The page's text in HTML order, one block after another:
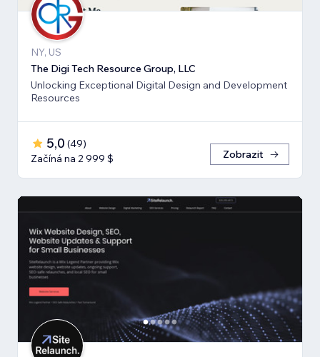
NY, US
The Digi Tech Resource Group, LLC
Unlocking Exceptional Digital Design and Development
Resources
5,0 (49)
Začíná na 2 999 $
Zobrazit